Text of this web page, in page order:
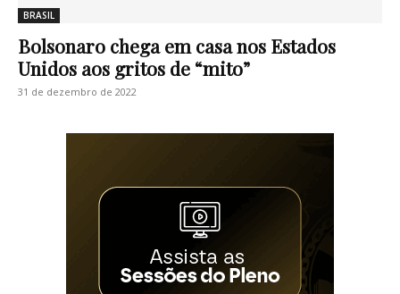
BRASIL
Bolsonaro chega em casa nos Estados
Unidos aos gritos de “mito”
31 de dezembro de 2022